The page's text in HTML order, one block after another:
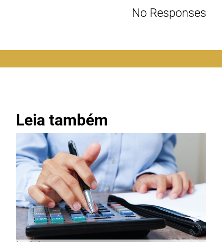
No Responses
Leia também